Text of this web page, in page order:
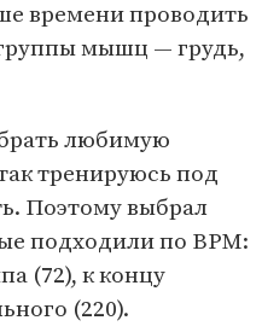
времени проводить
мышц — грудь,
любимую
тренируюсь под
Поэтому выбрал
подходили по BPM:
(72), к концу
(220).